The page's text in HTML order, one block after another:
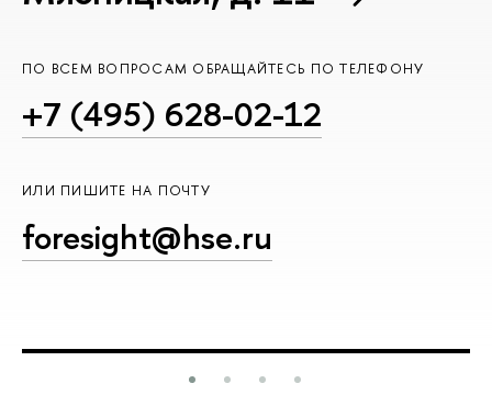
ПО ВСЕМ ВОПРОСАМ ОБРАЩАЙТЕСЬ ПО ТЕЛЕФОНУ
+7 (495) 628-02-12
ИЛИ ПИШИТЕ НА ПОЧТУ
foresight@hse.ru